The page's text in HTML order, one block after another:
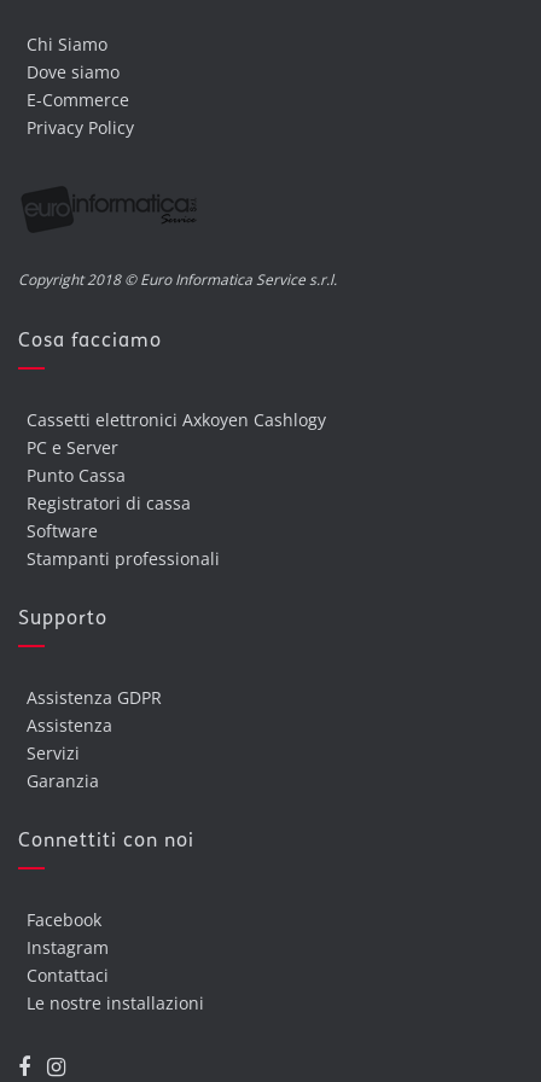
Chi Siamo
Dove siamo
E-Commerce
Privacy Policy
Copyright 2018 © Euro Informatica Service s.r.l.
Cosa facciamo
Cassetti elettronici Axkoyen Cashlogy
PC e Server
Punto Cassa
Registratori di cassa
Software
Stampanti professionali
Supporto
Assistenza GDPR
Assistenza
Servizi
Garanzia
Connettiti con noi
Facebook
Instagram
Contattaci
Le nostre installazioni